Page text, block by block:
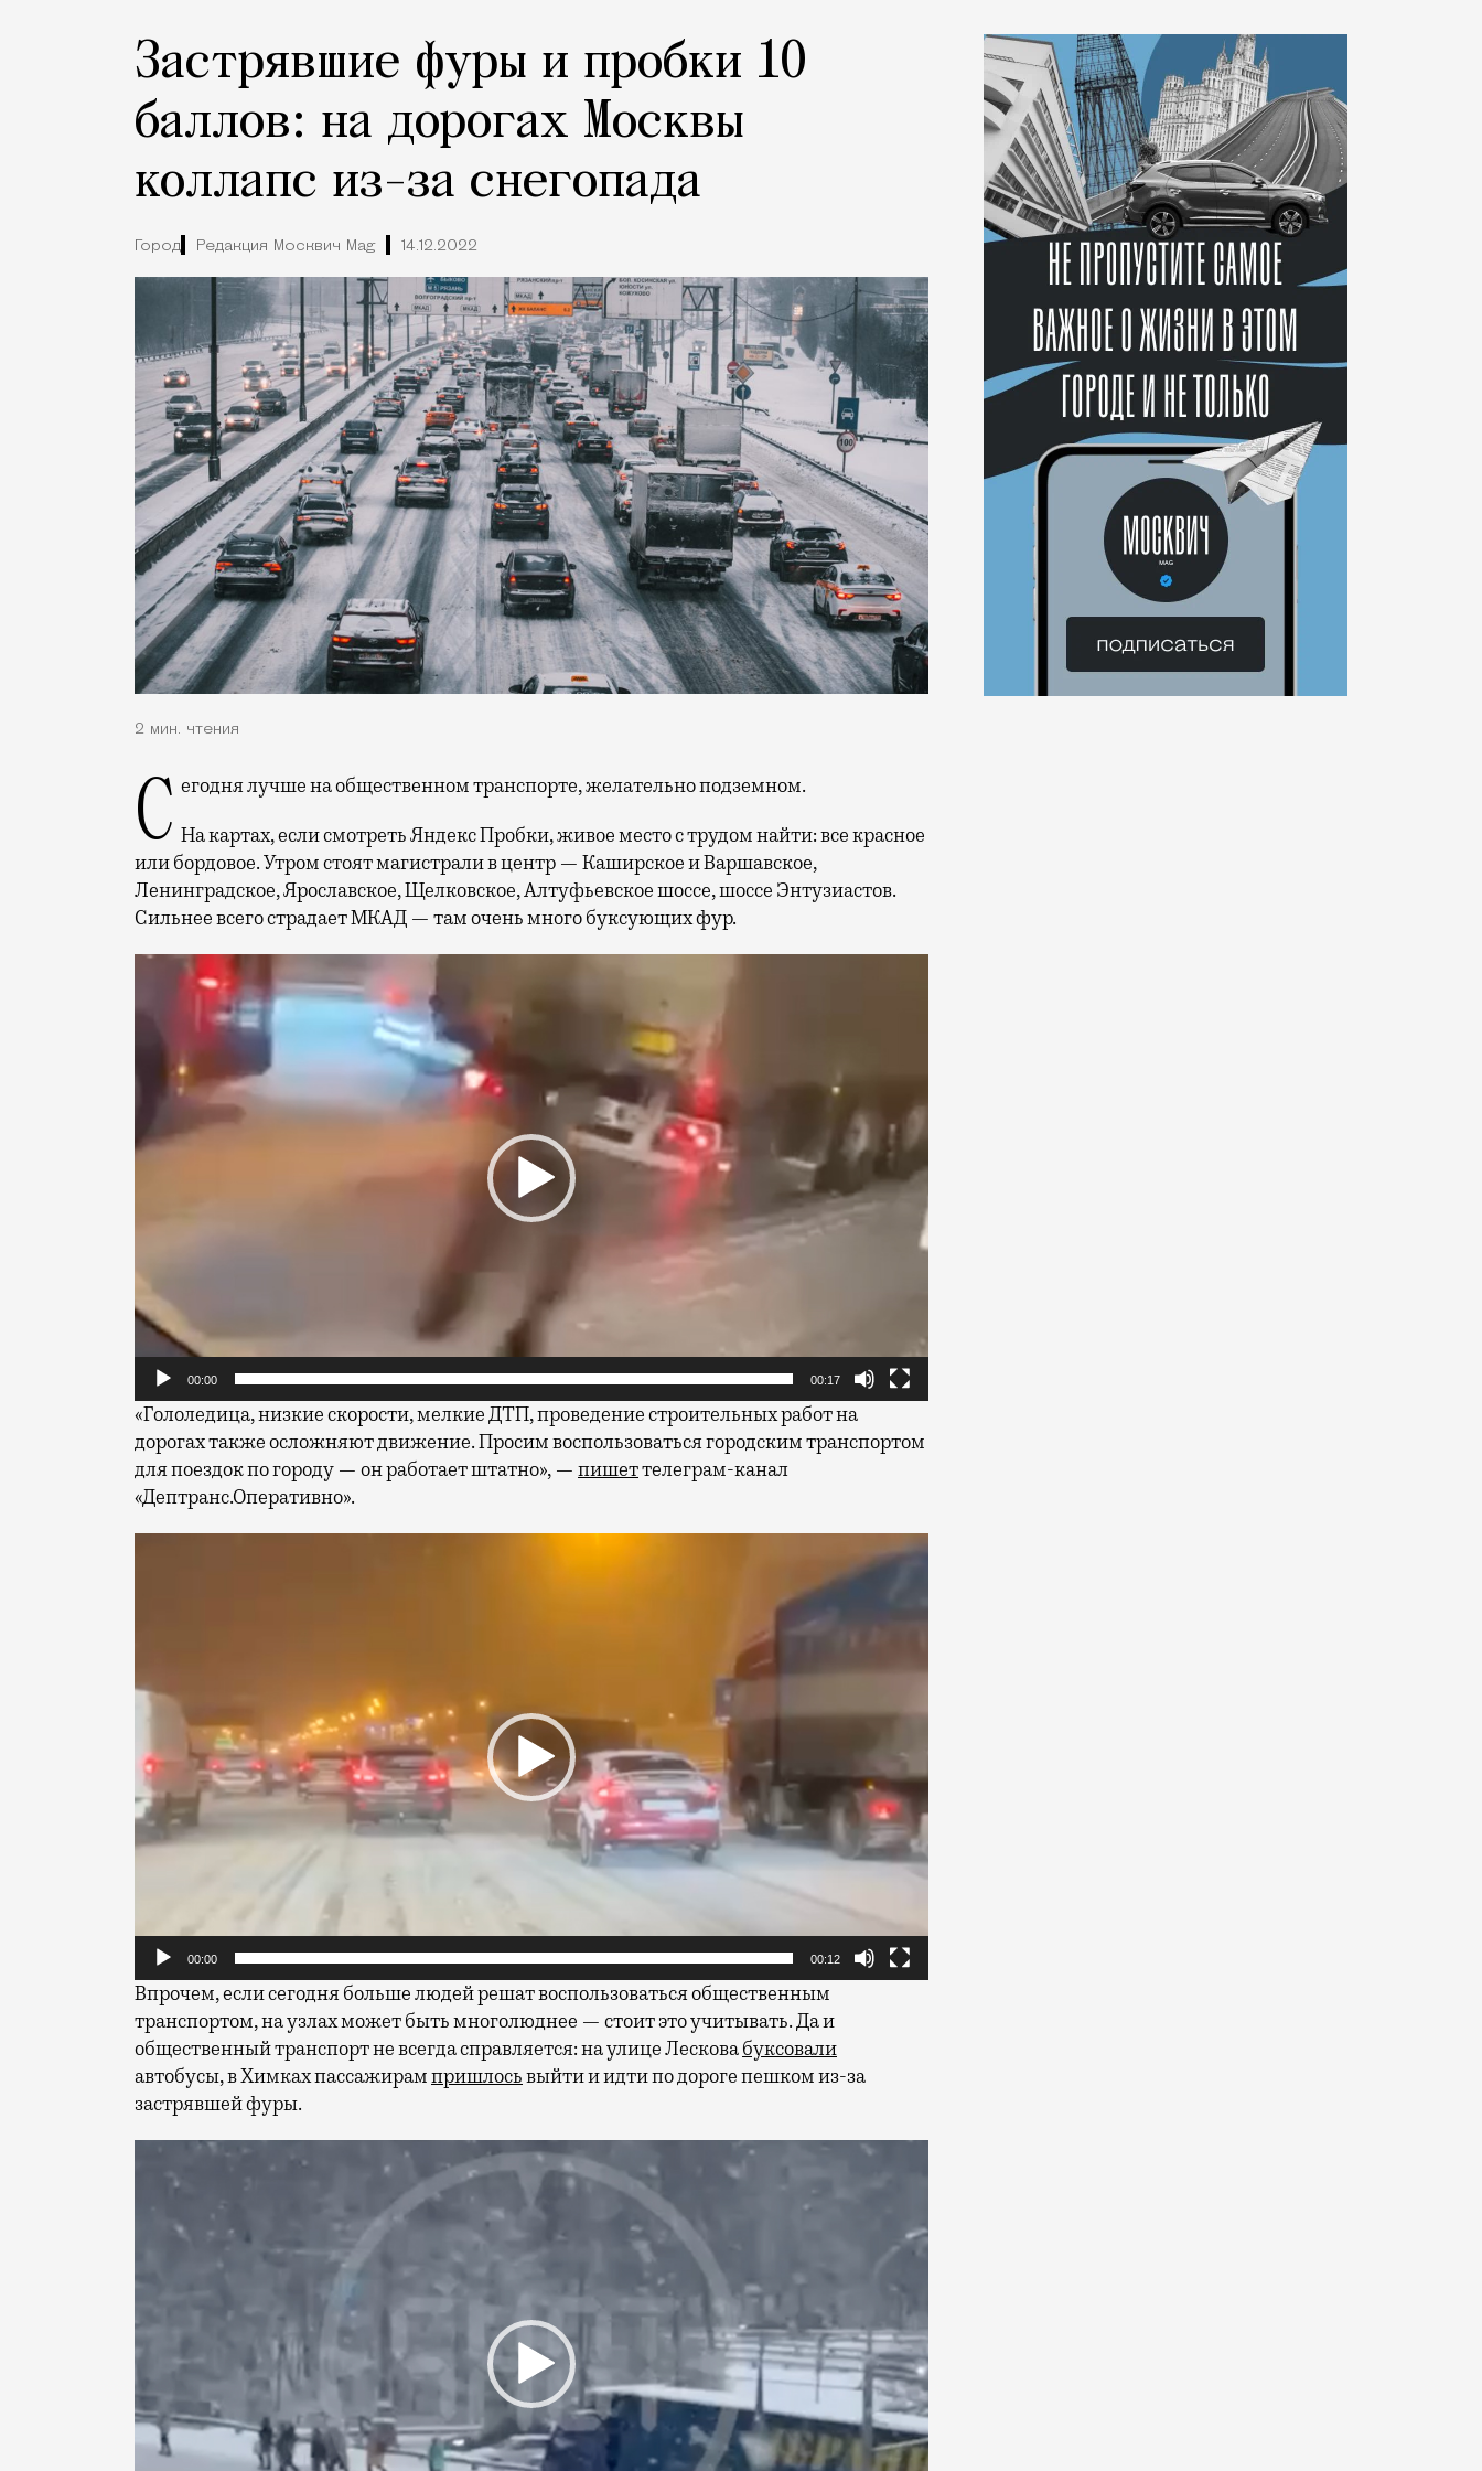
Застрявшие фуры и пробки 10
баллов: на дорогах Москвы
коллапс из-за снегопада
Город Редакция Москвич Mag 14.12.2022
2 мин. чтения
Сегодня лучше на общественном транспорте, желательно подземном.
На картах, если смотреть Яндекс Пробки, живое место с трудом найти: все красное
или бордовое. Утром стоят магистрали в центр — Каширское и Варшавское,
Ленинградское, Ярославское, Щелковское, Алтуфьевское шоссе, шоссе Энтузиастов.
Сильнее всего страдает МКАД — там очень много буксующих фур.
Видеоплеер
00:00 00:17
«Гололедица, низкие скорости, мелкие ДТП, проведение строительных работ на
дорогах также осложняют движение. Просим воспользоваться городским транспортом
для поездок по городу — он работает штатно», — пишеттелеграм-канал
«Дептранс.Оперативно».
00:00 00:12
Впрочем, если сегодня больше людей решат воспользоваться общественным
транспортом, на узлах может быть многолюднее — стоит это учитывать. Да и
общественный транспорт не всегда справляется: на улице Лесковабуксовали
автобусы, в Химках пассажирампришлосьвыйти и идти по дороге пешком из-за
застрявшей фуры.
Видеоплеер